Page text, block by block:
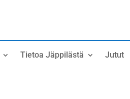
Tietoa Jäppilästä Jutut